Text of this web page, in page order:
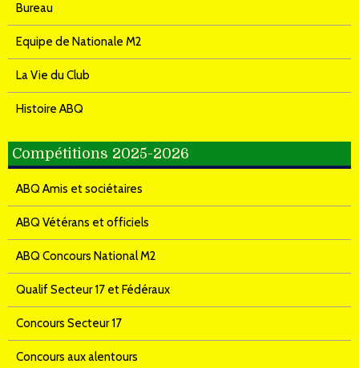
Bureau
Equipe de Nationale M2
La Vie du Club
Histoire ABQ
Compétitions 2025-2026
ABQ Amis et sociétaires
ABQ Vétérans et officiels
ABQ Concours National M2
Qualif Secteur 17 et Fédéraux
Concours Secteur 17
Concours aux alentours